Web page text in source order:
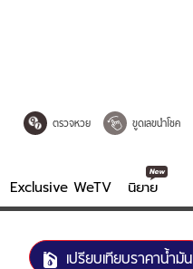
ตรวจหวย ขูดเลขนำโชค
Exclusive WeTV นิยาย
บันเทิงครบรสเปรียบเทียบราคาน้ำมัน